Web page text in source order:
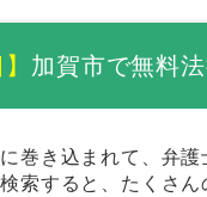
歴の長い弁護士を選
所不要の弁護士を選
加賀市で無料
巻き込まれて、弁
索すると、たくさ